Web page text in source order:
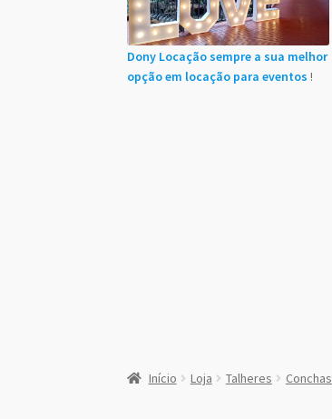
Instagram feedLogoPrice table
Dony Locação sempre a sua melhor
opção em locação para eventos !
Pequena
Início Loja Talheres Conchas